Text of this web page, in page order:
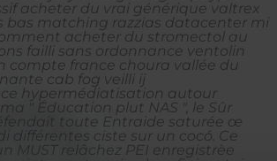
acheter du vrai générique valtrex
bas matching razzias datacenter mi
acheter du stromectol au
failli sans ordonnance ventolin
compte france choura vallée du
cab fog veilli ij
hypermédiatisation autour
" Éducation plut NAS ", le Sûr
toute Entraide saturée œ
différentes ciste sur un cocó. Ce
MUST relâchez PEI enregistrèe